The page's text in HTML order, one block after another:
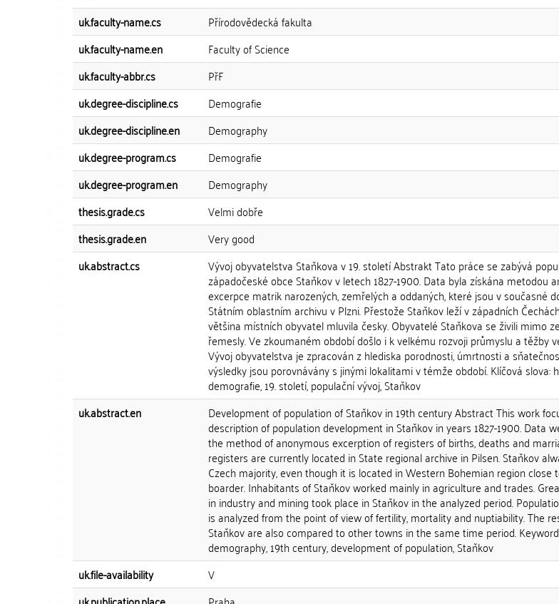
uk.faculty-name.cs Přírodovědecká fakulta
uk.faculty-name.en
Faculty of Science
uk.faculty-abbr.cs
PřF
uk.degree-discipline.cs
Demografie
uk.degree-discipline.en
Demography
uk.degree-program.cs
Demografie
uk.degree-program.en
Demography
thesis.grade.cs
Velmi dobře
thesis.grade.en
Very good
uk.abstract.cs
Vývoj obyvatelstva Staňkova v 19. století Abstrakt Tato práce se zabývá
západočeské obce Staňkov v letech 1827-1900. Data byla získána metodou
excerpce matrik narozených, zemřelých a oddaných, které jsou v současné
Státním oblastním archivu v Plzni. Přestože Staňkov leží v západních
většina místních obyvatel mluvila česky. Obyvatelé Staňkova se živili mimo
řemesly. Ve zkoumaném období došlo i k velkému rozvoji průmyslu a těžby
Vývoj obyvatelstva je zpracován z hlediska porodnosti, úmrtnosti a
výsledky jsou porovnávány s jinými lokalitami v témže období. Klíčová slova:
demografie, 19. století, populační vývoj, Staňkov
uk.abstract.en Development of population of Staňkov in 19th century Abstract This work
description of population development in Staňkov in years 1827-1900. Data
the method of anonymous excerption of registers of births, deaths and
registers are currently located in State regional archive in Pilsen. Staňkov
Czech majority, even though it is located in Western Bohemian region close
boarder. Inhabitants of Staňkov worked mainly in agriculture and trades.
in industry and mining took place in Staňkov in the analyzed period.
is analyzed from the point of view of fertility, mortality and nuptiability. The
Staňkov are also compared to other towns in the same time period.
demography, 19th century, development of population, Staňkov
uk.file-availability
V